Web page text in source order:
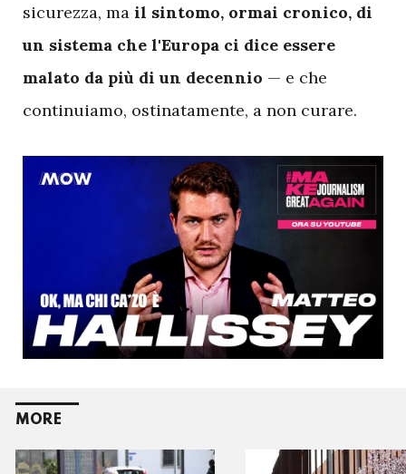
sicurezza, ma il sintomo, ormai cronico, di
un sistema che l'Europa ci dice essere
malato da più di un decennio — e che
continuiamo, ostinatamente, a non curare.
MORE